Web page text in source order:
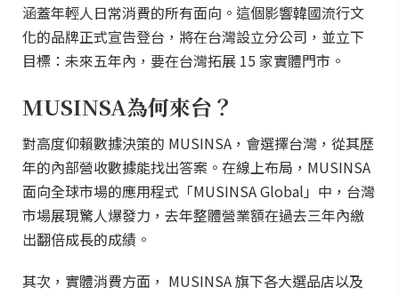
涵蓋年輕人日常消費的所有面向。這個影響韓國流行文
化的品牌正式宣告登台，將在台灣設立分公司，並立下
目標：未來五年內，要在台灣拓展 15 家實體門市。
MUSINSA為何來台？
對高度仰賴數據決策的 MUSINSA，會選擇台灣，從其歷
年的內部營收數據能找出答案。在線上布局，MUSINSA
面向全球市場的應用程式「MUSINSA Global」中，台灣
市場展現驚人爆發力，去年整體營業額在過去三年內繳
出翻倍成長的成績。
其次，實體消費方面， MUSINSA 旗下各大選品店以及